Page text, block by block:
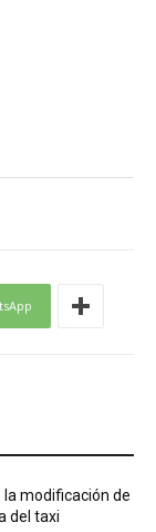
modificación de
del taxi